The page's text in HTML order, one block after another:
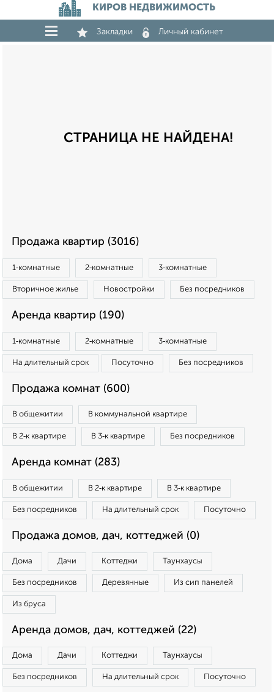
КИРОВ НЕДВИЖИМОСТЬ
Закладки Личный кабинет
СТРАНИЦА НЕ НАЙДЕНА!
Продажа квартир (3016)
1‑комнатные 2‑комнатные 3‑комнатные
Вторичное жилье Новостройки Без посредников
Аренда квартир (190)
1‑комнатные 2‑комнатные 3‑комнатные
На длительный срок Посуточно Без посредников
Продажа комнат (600)
В общежитии В коммунальной квартире
В 2‑к квартире В 3‑к квартире Без посредников
Аренда комнат (283)
В общежитии В 2‑к квартире В 3‑к квартире
Без посредников На длительный срок Посуточно
Продажа домов, дач, коттеджей (0)
Дома Дачи Коттеджи Таунхаусы
Без посредников Деревянные Из сип панелей
Из бруса
Аренда домов, дач, коттеджей (22)
Дома Дачи Коттеджи Таунхаусы
Без посредников На длительный срок Посуточно